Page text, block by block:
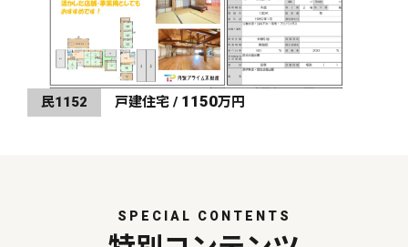
民1152 戸建住宅 / 1150万円
SPECIAL CONTENTS